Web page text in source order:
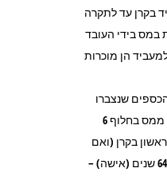
בקרן עד לתקרה
במס בידי העובד
הן מוכרות
שנצברו
לזכותו (קרן) בקרן בפטור ממס בחלוף 6
בקרן (ואם
מלאו לו 67 שנים (גבר) ו- 64 שנים (אישה) –